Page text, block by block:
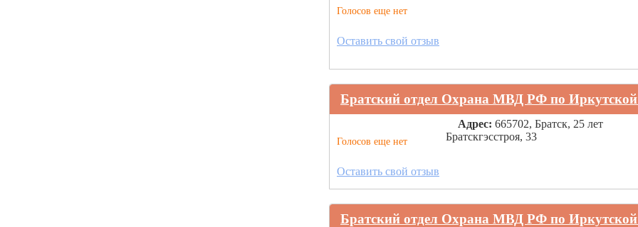
Голосов еще нет
Оставить свой отзыв
Братский отдел Охрана МВД РФ по
Голосов еще нет
Адрес: 665702, Братск, 25 лет
Братскгэсстроя, 33
Оставить свой отзыв
Братский отдел Охрана МВД РФ по